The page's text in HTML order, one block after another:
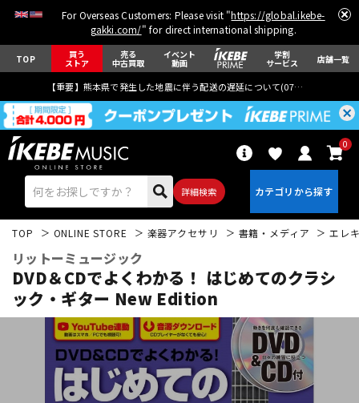
For Overseas Customers: Please visit "https://global.ikebe-
gakki.com/" for direct international shipping.
TOP 買う
ストア
売る
中古買取
イベント
動画
学割
サービス 店舗一覧
【重要】熊本県で発生した地震に伴う配送の遅延について(07月29日
詳細検索
0
エレキギター アコギ/エレアコ
ベース ウクレレ
TOP ONLINE STORE 楽器アクセサリ 書籍・メディア エレ
リットーミュージック
DVD＆CDでよくわかる！ はじめてのクラシ
ック・ギター New Edition